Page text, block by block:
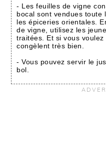
- Les feuilles de vigne
bocal sont vendues toute
les épiceries orientales.
de vigne, utilisez les
traitées. Et si vous
congèlent très bien.
- Vous pouvez servir le
bol.